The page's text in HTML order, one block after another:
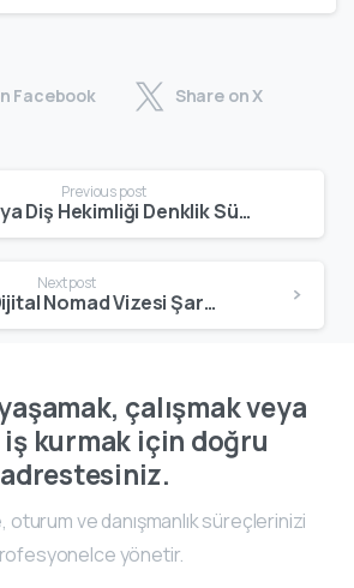
Facebook Share on X
Previous post
İspanya Diş Hekimliği Denklik Süreci: 2026 Güncel Rehber
Next post
İspanya Dijital Nomad Vizesi Şartları 2026: Başvuru Koşulları ve Güncel Rehber
çalışmak veya
kurmak için doğru
adrestesiniz.
ve danışmanlık süreçlerinizi
yönetir.